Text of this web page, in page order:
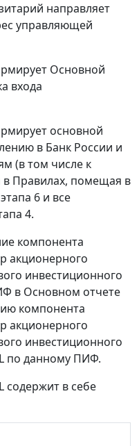
направляет
управляющей
Основной
входа
основной
в Банк России и
(в том числе к
Правилах, помещая в
6 и все
4.
компонента
акционерного
инвестиционного
в Основном отчете
компонента
акционерного
инвестиционного
по данному ПИФ.
содержит в себе